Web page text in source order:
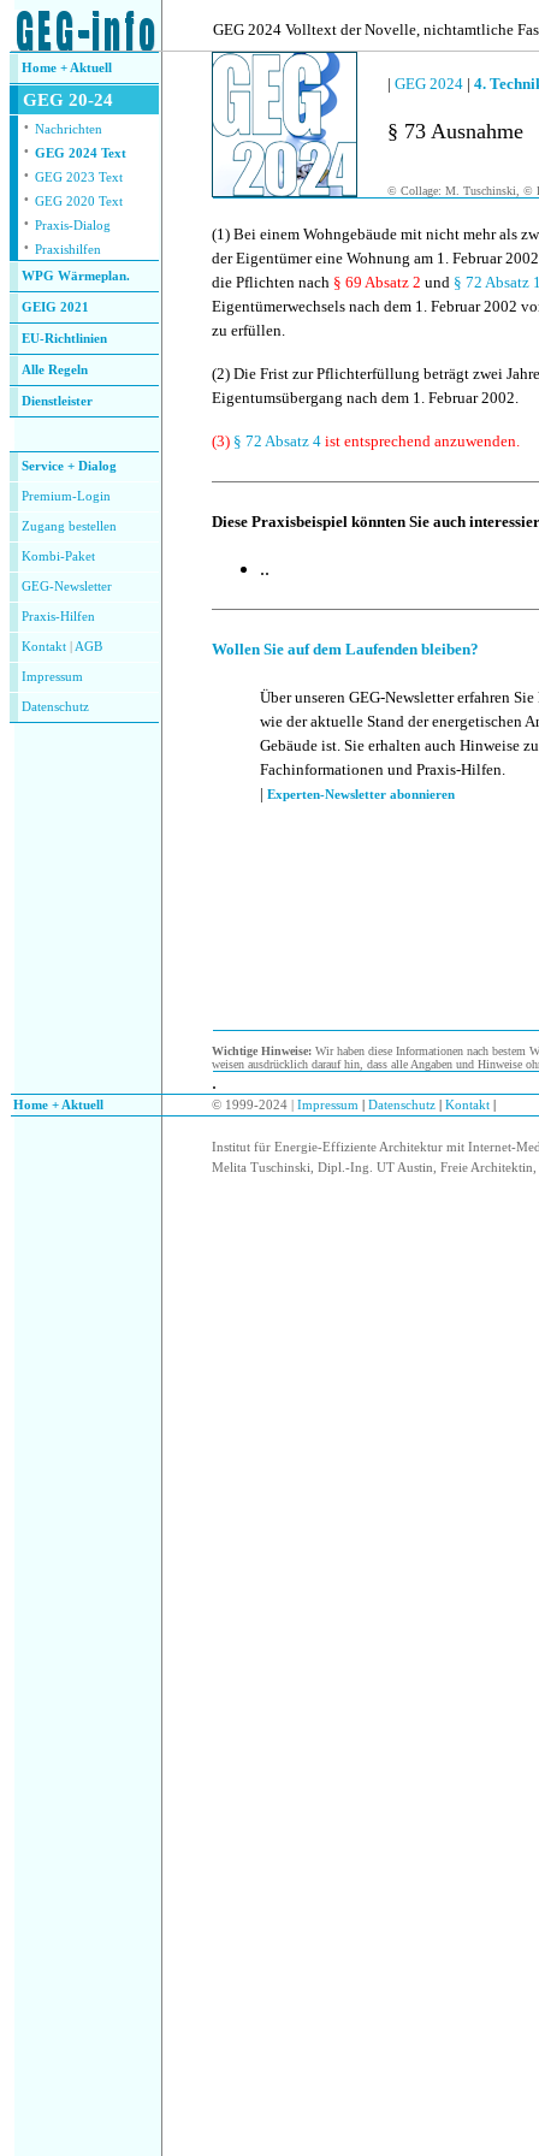
GEG 2024 Volltext der Novelle, nichtamtliche
Home + Aktuell
GEG 20-24
· Nachrichten
· GEG 2024 Text
· GEG 2023 Text
· GEG 2020 Text
· Praxis-Dialog
· Praxishilfen
WPG Wärmeplan.
GEIG 2021
EU-Richtlinien
Alle Regeln
Dienstleister
Service + Dialog
Premium-Login
Zugang bestellen
Kombi-Paket
GEG-Newsletter
Praxis-Hilfen
Kontakt AGB
Impressum
Datenschutz
| GEG 2024 | 4.
§ 73 Ausnahme
© Collage: M. Tuschinski, ©
(1) Bei einem Wohngebäude mit nicht mehr als
der Eigentümer eine Wohnung am 1. Februar
die Pflichten nach § 69 Absatz 2 und § 72 Absatz
Eigentümerwechsels nach dem 1. Februar 2002
zu erfüllen.
(2) Die Frist zur Pflichterfüllung beträgt zwei
Eigentumsübergang nach dem 1. Februar 2002.
(3) § 72 Absatz 4 ist entsprechend anzuwenden.
Diese Praxisbeispiel könnten Sie auch
..
Wollen Sie auf dem Laufenden bleiben?
Über unseren GEG-Newsletter erfahren
wie der aktuelle Stand der energetischen
Gebäude ist. Sie erhalten auch Hinweise
Fachinformationen und Praxis-Hilfen.
| Experten-Newsletter abonnieren
Wichtige Hinweise: Wir haben diese Informationen nach bestem
weisen ausdrücklich darauf hin, dass alle Angaben und Hinweise
.
Home + Aktuell © 1999-2024 | Impressum Datenschutz Kontakt
Institut für Energie-Effiziente Architektur mit Internet-
Melita Tuschinski, Dipl.-Ing. UT Austin, Freie Architektin,